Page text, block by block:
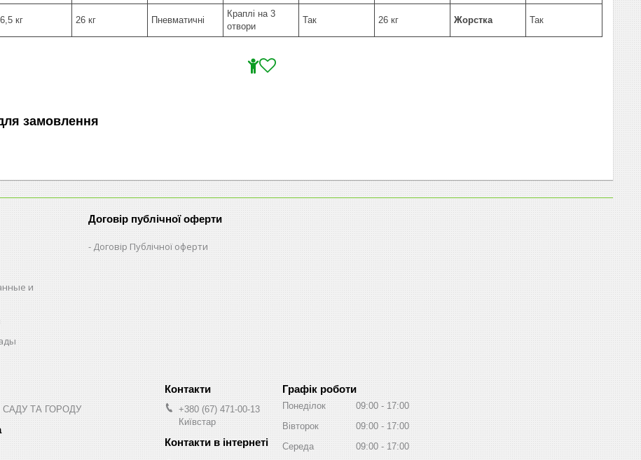
6,5 кг 26 кг Пневматичні
Краплі на 3
отвори
Так 26 кг Жорстка Так
замовлення
и
Договір публічної оферти
Договір Публічної оферти
ТА ГОРОДУ
+380 (67) 471-00-13
Київстар
Графік роботи
Понеділок 09:00
17:00
Вівторок
09:00
17:00
Середа
09:00
17:00